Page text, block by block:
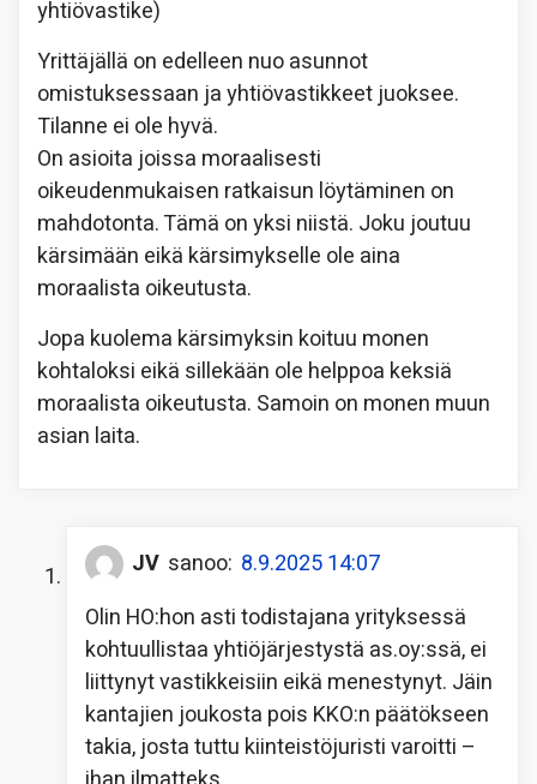
yhtiövastike)
Yrittäjällä on edelleen nuo asunnot
omistuksessaan ja yhtiövastikkeet juoksee.
Tilanne ei ole hyvä.
On asioita joissa moraalisesti
oikeudenmukaisen ratkaisun löytäminen on
mahdotonta. Tämä on yksi niistä. Joku joutuu
kärsimään eikä kärsimykselle ole aina
moraalista oikeutusta.
Jopa kuolema kärsimyksin koituu monen
kohtaloksi eikä sillekään ole helppoa keksiä
moraalista oikeutusta. Samoin on monen muun
asian laita.
JV sanoo: 8.9.2025 14:07
Olin HO:hon asti todistajana yrityksessä
kohtuullistaa yhtiöjärjestystä as.oy:ssä, ei
liittynyt vastikkeisiin eikä menestynyt. Jäin
kantajien joukosta pois KKO:n päätökseen
takia, josta tuttu kiinteistöjuristi varoitti –